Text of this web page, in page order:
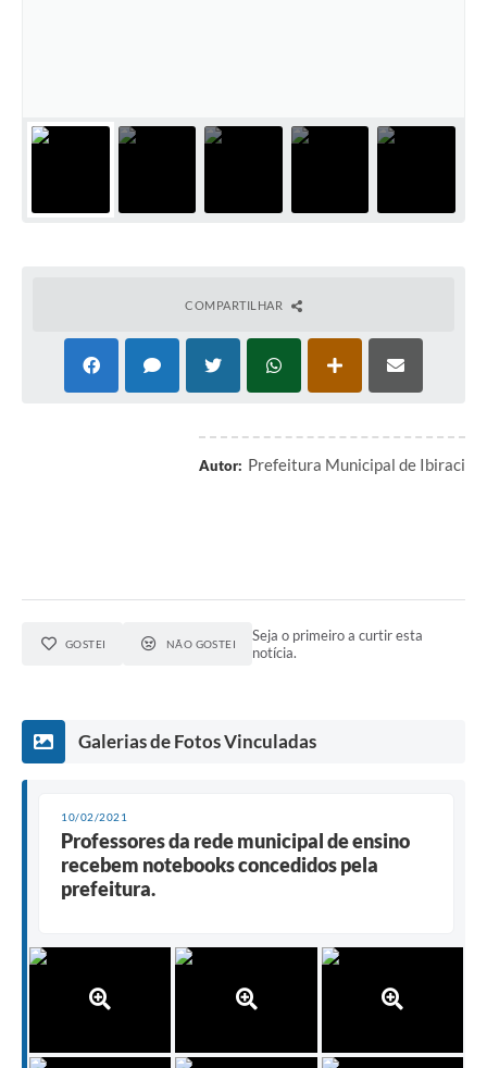
COMPARTILHAR
Autor: Prefeitura Municipal de Ibiraci
GOSTEI NÃO GOSTEI
Seja o primeiro a curtir esta
notícia.
Galerias de Fotos Vinculadas
10/02/2021
Professores da rede municipal de ensino
recebem notebooks concedidos pela
prefeitura.